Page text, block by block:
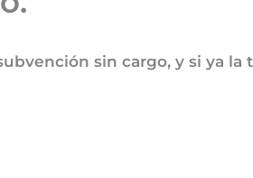
sin cargo, y si ya